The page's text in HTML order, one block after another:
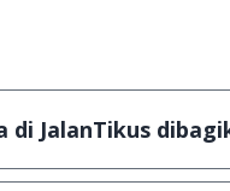
JalanTikus
yang gratis